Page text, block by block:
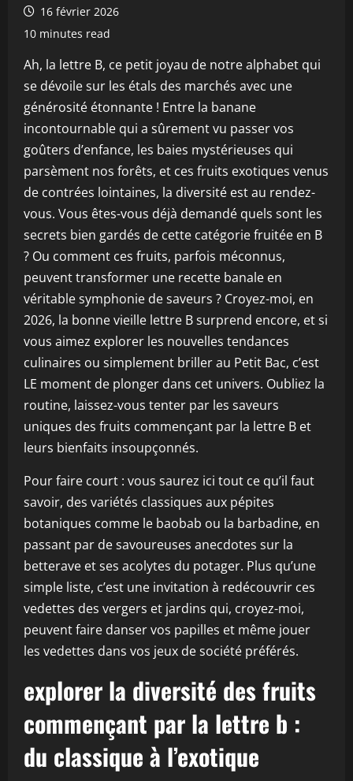
16 février 2026
10 minutes read
Ah, la lettre B, ce petit joyau de notre alphabet qui
se dévoile sur les étals des marchés avec une
générosité étonnante ! Entre la banane
incontournable qui a sûrement vu passer vos
goûters d’enfance, les baies mystérieuses qui
parsèment nos forêts, et ces fruits exotiques venus
de contrées lointaines, la diversité est au rendez-
vous. Vous êtes-vous déjà demandé quels sont les
secrets bien gardés de cette catégorie fruitée en B
? Ou comment ces fruits, parfois méconnus,
peuvent transformer une recette banale en
véritable symphonie de saveurs ? Croyez-moi, en
2026, la bonne vieille lettre B surprend encore, et si
vous aimez explorer les nouvelles tendances
culinaires ou simplement briller au Petit Bac, c’est
LE moment de plonger dans cet univers. Oubliez la
routine, laissez-vous tenter par les saveurs
uniques des fruits commençant par la lettre B et
leurs bienfaits insoupçonnés.
Pour faire court : vous saurez ici tout ce qu’il faut
savoir, des variétés classiques aux pépites
botaniques comme le baobab ou la barbadine, en
passant par de savoureuses anecdotes sur la
betterave et ses acolytes du potager. Plus qu’une
simple liste, c’est une invitation à redécouvrir ces
vedettes des vergers et jardins qui, croyez-moi,
peuvent faire danser vos papilles et même jouer
les vedettes dans vos jeux de société préférés.
explorer la diversité des fruits
commençant par la lettre b :
du classique à l’exotique